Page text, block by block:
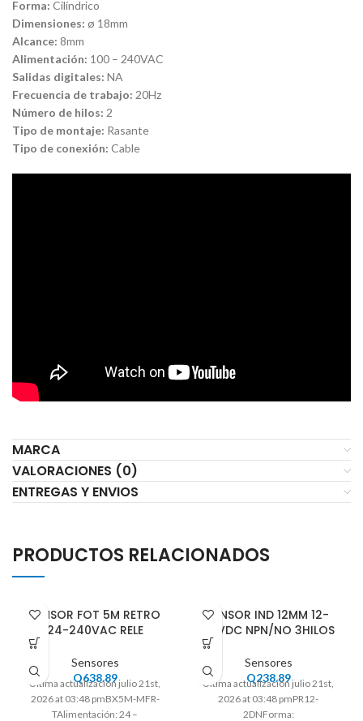
Forma: Cilíndrico
Dimensiones: ø 18mm
Alcance: 8mm
Alimentación: 100 – 240VAC
Salidas digitales: NA
Frecuencia de trabajo: 20Hz
Número de hilos: 2
Tipo de montaje: Rasante
Tipo de conexión: Cable
MARCA
VALORACIONES (0)
ENTREGAS Y ENVIOS
PRODUCTOS RELACIONADOS
SENSOR FOT 5M RETRO
24-240VAC RELE
Sensores
Q638.89
Ultima actualización julio 21st,
2026 at 03:48 pmBX5M-MFR-
TAlimentación: 24 –
SENSOR IND 12MM 12-
24VDC NPN/NO 3HILOS
Sensores
Q238.89
Ultima actualización julio 21st,
2026 at 03:48 pmPR12-
2DNForma: